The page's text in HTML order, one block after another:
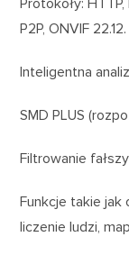
Protokoły: HTTP,
P2P, ONVIF 22.12.
Inteligentna
SMD PLUS
Filtrowanie
Funkcje takie jak
liczenie ludzi,